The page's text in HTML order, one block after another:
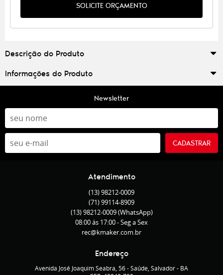
SOLICITE ORÇAMENTO
Descrição do Produto
Informações do Produto
Newsletter
CADASTRAR
Atendimento
(13)98212-0009
(71)99114-8909
(13)98212-0009(WhatsApp)
08:00 ás 17:00 - Seg a Sex
rec@kmaker.com.br
Endereço
Avenida José Joaquim Seabra, 56-Saúde, Salvador- BA